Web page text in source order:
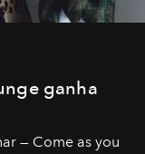
ganha
— Come as you